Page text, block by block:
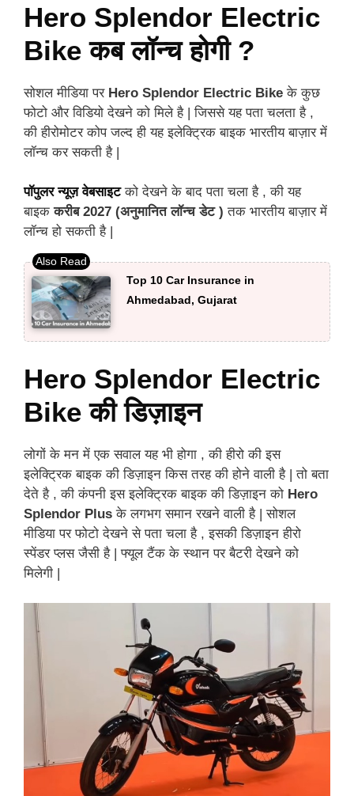
Hero Splendor Electric
Bike कब लॉन्च होगी ?
सोशल मीडिया परHero Splendor Electric Bike के कुछ
फोटो और विडियो देखने को मिले है | जिससे यह पता चलता है ,
की हीरोमोटर कोप जल्द ही यह इलेक्ट्रिक बाइक भारतीय बाज़ार में
लॉन्च कर सकती है |
पॉपुलर न्यूज़ वेबसाइटको देखने के बाद पता चला है , की यह
बाइककरीब 2027 (अनुमानित लॉन्च डेट )तक भारतीय बाज़ार में
लॉन्च हो सकती है |
Top 10 Car Insurance in
Ahmedabad, Gujarat
Hero Splendor Electric
Bike की डिज़ाइन
लोगों के मन में एक सवाल यह भी होगा , की हीरो की इस
इलेक्ट्रिक बाइक की डिज़ाइन किस तरह की होने वाली है | तो बता
देते है , की कंपनी इस इलेक्ट्रिक बाइक की डिज़ाइन को Hero
Splendor Plusके लगभग समान रखने वाली है | सोशल
मीडिया पर फोटो देखने से पता चला है , इसकी डिज़ाइन हीरो
स्पेंडर प्लस जैसी है | फ्यूल टैंक के स्थान पर बैटरी देखने को
मिलेगी |